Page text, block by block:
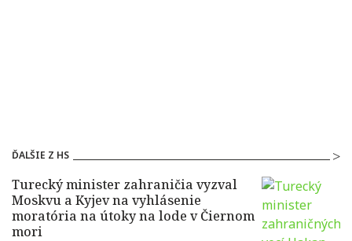
ĎALŠIE Z HS
Turecký minister zahraničia vyzval
Moskvu a Kyjev na vyhlásenie
moratória na útoky na lode v Čiernom
mori